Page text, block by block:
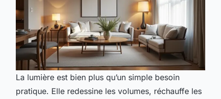
La lumière est bien plus qu’un simple besoin
pratique. Elle redessine les volumes, réchauffe les